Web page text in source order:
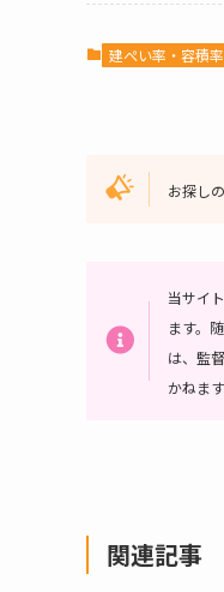
建ぺい率・容積
お探し
当サイ
ます。
は、監
かねます
関連記事